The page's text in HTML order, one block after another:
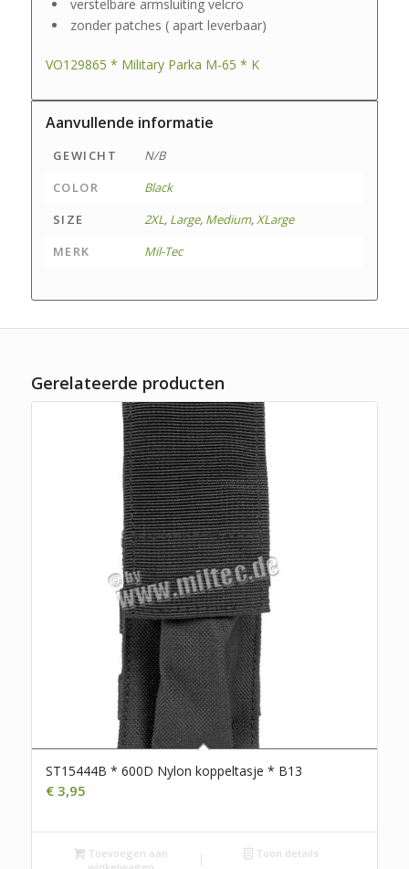
verstelbare armsluiting velcro
zonder patches ( apart leverbaar)
VO129865 * Military Parka M-65 * K
Aanvullende informatie
GEWICHT
N/B
COLOR
Black
SIZE
2XL, Large, Medium,XLarge
MERK
Mil-Tec
Gerelateerde producten
ST15444B * 600D Nylon koppeltasje * B13
€3,95
Toevoegen aan
Toon details